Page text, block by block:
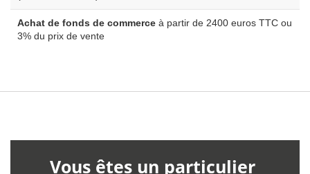
Achat de fonds de commerce à partir de 2400 euros TTC ou
3% du prix de vente
Vous êtes un particulier